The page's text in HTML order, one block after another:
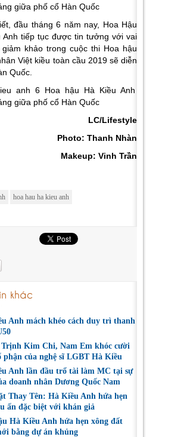
đầu tháng 6 năm nay, Hoa Hậu
Anh tiếp tục được tin tưởng với vai
khảo trong cuộc thi Hoa hậu
Việt kiều toàn cầu 2019 sẽ diễn
Quốc.
LC/Lifestyle
Photo: Thanh Nhàn
Makeup: Vinh Trần
hoa hau ha kieu anh
khác
Anh mách khéo cách duy trì thanh
Kim Chi, Nam Em khóc cười
phận của nghệ sĩ LGBT Hà Kiều
Anh lần đầu trổ tài làm MC tại sự
doanh nhân Dương Quốc Nam
Thay Tên: Hà Kiều Anh hứa hẹn
ấn đặc biệt với khán giả
Hà Kiều Anh hứa hẹn xông đất
bằng dự án khủng